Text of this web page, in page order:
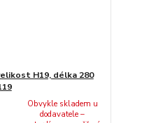
H19, délka 280
Obvykle skladem u
dodavatele –